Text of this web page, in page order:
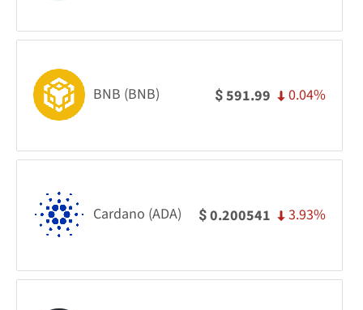
BNB (BNB) $591.99 0.04%
Cardano (ADA) $0.200541 3.93%